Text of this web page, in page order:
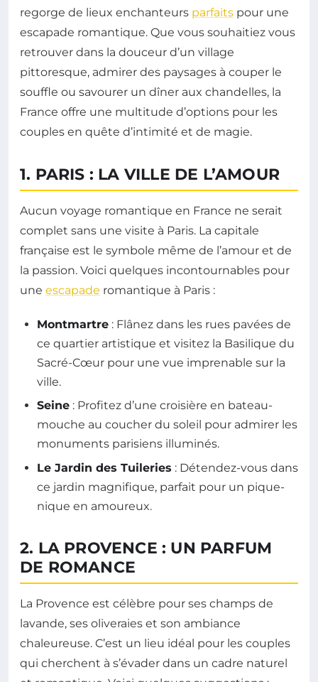
regorge de lieux enchanteurs parfaits pour une
escapade romantique. Que vous souhaitiez vous
retrouver dans la douceur d’un village
pittoresque, admirer des paysages à couper le
souffle ou savourer un dîner aux chandelles, la
France offre une multitude d’options pour les
couples en quête d’intimité et de magie.
1. PARIS : LA VILLE DE L’AMOUR
Aucun voyage romantique en France ne serait
complet sans une visite à Paris. La capitale
française est le symbole même de l’amour et de
la passion. Voici quelques incontournables pour
une escapade romantique à Paris :
Montmartre : Flânez dans les rues pavées de
ce quartier artistique et visitez la Basilique du
Sacré-Cœur pour une vue imprenable sur la
ville.
Seine : Profitez d’une croisière en bateau-
mouche au coucher du soleil pour admirer les
monuments parisiens illuminés.
Le Jardin des Tuileries : Détendez-vous dans
ce jardin magnifique, parfait pour un pique-
nique en amoureux.
2. LA PROVENCE : UN PARFUM
DE ROMANCE
La Provence est célèbre pour ses champs de
lavande, ses oliveraies et son ambiance
chaleureuse. C’est un lieu idéal pour les couples
qui cherchent à s’évader dans un cadre naturel